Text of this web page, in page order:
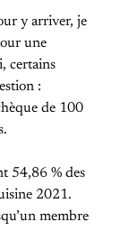
y arriver, je
une
certains
:
de 100
54,86 % des
2021.
membre